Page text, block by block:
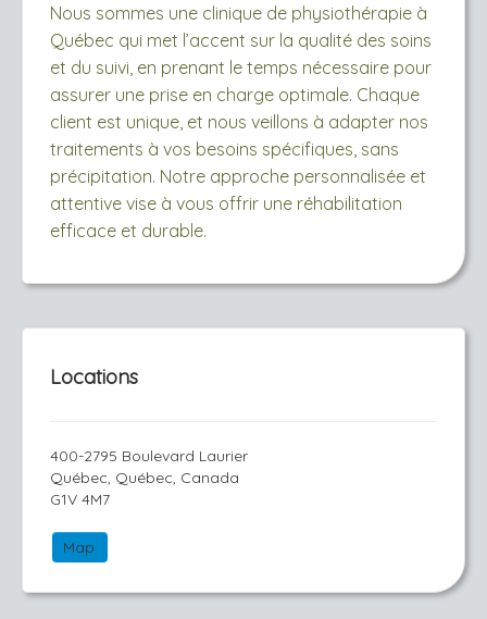
Nous sommes une clinique de physiothérapie à
Québec qui met l’accent sur la qualité des soins
et du suivi, en prenant le temps nécessaire pour
assurer une prise en charge optimale. Chaque
client est unique, et nous veillons à adapter nos
traitements à vos besoins spécifiques, sans
précipitation. Notre approche personnalisée et
attentive vise à vous offrir une réhabilitation
efficace et durable.
Locations
400-2795 Boulevard Laurier
Québec, Québec, Canada
G1V 4M7
Map